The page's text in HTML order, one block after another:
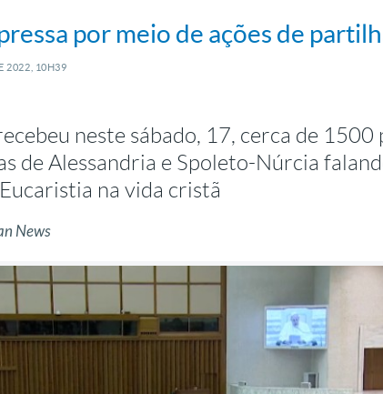
por meio de ações de
2022, 10H39
neste sábado, 17, cerca de 1500
de Alessandria e Spoleto-Núrcia
na vida cristã
News